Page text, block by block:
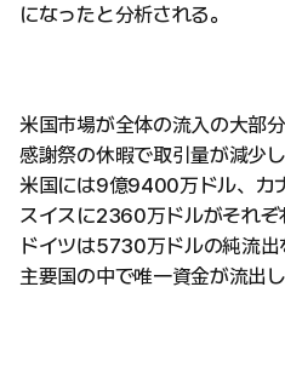
になったと分析される。
米国市場が全体の流入の大部分
感謝祭の休暇で取引量が減少
米国には9億9400万ドル、カ
スイスに2360万ドルがそれぞ
ドイツは5730万ドルの純流出
主要国の中で唯一資金が流出